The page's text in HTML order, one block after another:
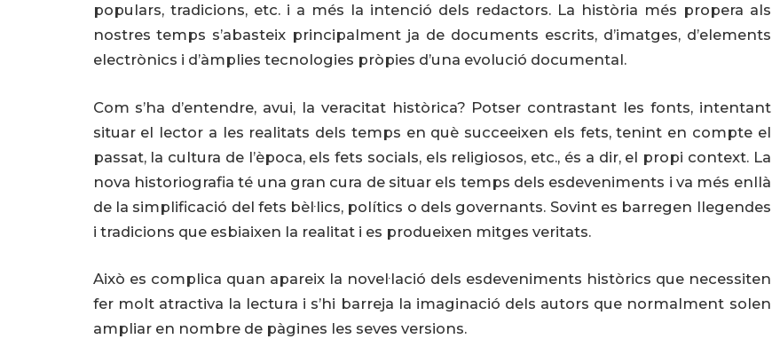
populars, tradicions, etc. i a més la intenció dels redactors. La història més propera als
nostres temps s’abasteix principalment ja de documents escrits, d’imatges, d’elements
electrònics i d’àmplies tecnologies pròpies d’una evolució documental.
Com s’ha d’entendre, avui, la veracitat històrica? Potser contrastant les fonts, intentant
situar el lector a les realitats dels temps en què succeeixen els fets, tenint en compte el
passat, la cultura de l’època, els fets socials, els religiosos, etc., és a dir, el propi context. La
nova historiografia té una gran cura de situar els temps dels esdeveniments i va més enllà
de la simplificació del fets bèl·lics, polítics o dels governants. Sovint es barregen llegendes
i tradicions que esbiaixen la realitat i es produeixen mitges veritats.
Això es complica quan apareix la novel·lació dels esdeveniments històrics que necessiten
fer molt atractiva la lectura i s’hi barreja la imaginació dels autors que normalment solen
ampliar en nombre de pàgines les seves versions.